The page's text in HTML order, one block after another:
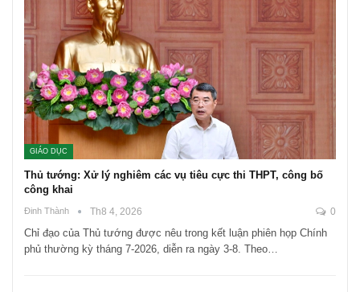
GIÁO DỤC
Thủ tướng: Xử lý nghiêm các vụ tiêu cực thi THPT, công bố
công khai
Đinh Thành Th8 4, 2026 0
Chỉ đạo của Thủ tướng được nêu trong kết luận phiên họp Chính
phủ thường kỳ tháng 7-2026, diễn ra ngày 3-8. Theo…